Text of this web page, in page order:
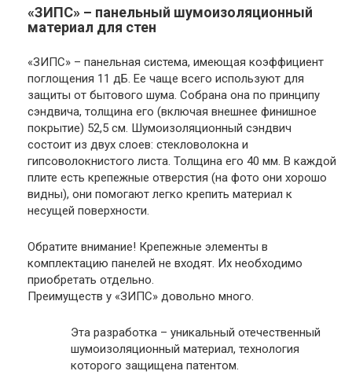
«ЗИПС» – панельный шумоизоляционный
материал для стен
«ЗИПС» – панельная система, имеющая коэффициент
поглощения 11 дБ. Ее чаще всего используют для
защиты от бытового шума. Собрана она по принципу
сэндвича, толщина его (включая внешнее финишное
покрытие) 52,5 см. Шумоизоляционный сэндвич
состоит из двух слоев: стекловолокна и
гипсоволокнистого листа. Толщина его 40 мм. В каждой
плите есть крепежные отверстия (на фото они хорошо
видны), они помогают легко крепить материал к
несущей поверхности.
Обратите внимание! Крепежные элементы в
комплектацию панелей не входят. Их необходимо
приобретать отдельно.
Преимуществ у «ЗИПС» довольно много.
Эта разработка – уникальный отечественный
шумоизоляционный материал, технология
которого защищена патентом.